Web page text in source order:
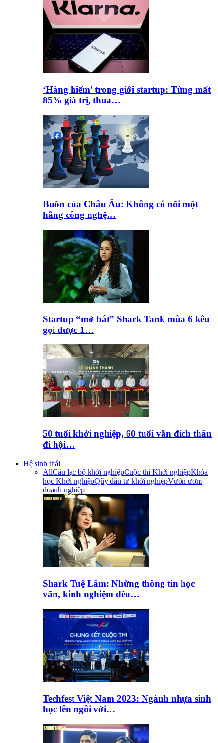
‘Hàng hiếm’ trong giới startup: Từng mất
85% giá trị, thua…
Buồn của Châu Âu: Không có nổi một
hãng công nghệ…
Startup “mở bát” Shark Tank mùa 6 kêu
gọi được 1…
50 tuổi khởi nghiệp, 60 tuổi vẫn đích thân
đi hội…
Hệ sinh thái
AllCâu lạc bộ khởi nghiệpCuộc thi Khởi nghiệpKhóa
học Khởi nghiệpQũy đầu tư khởi nghiệpVườn ươm
doanh nghiệp
Shark Tuệ Lâm: Những thông tin học
vấn, kinh nghiệm đều…
Techfest Việt Nam 2023: Ngành nhựa sinh
học lên ngôi với…